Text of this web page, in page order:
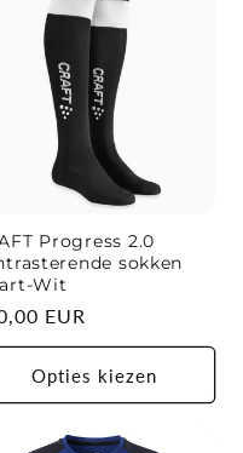
Progress 2.0
sokken
Wit
EUR
Opties kiezen